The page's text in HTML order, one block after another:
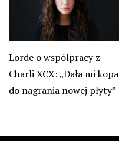
Lorde o współpracy z
Charli XCX: „Dała mi kopa
do nagrania nowej płyty”